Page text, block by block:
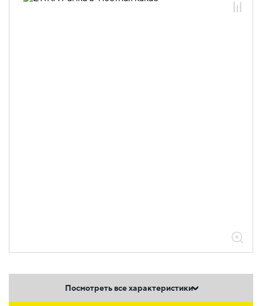
Посмотреть все характеристики